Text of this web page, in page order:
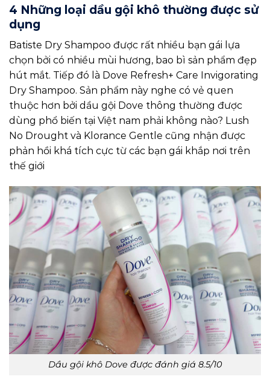
4 Những loại dầu gội khô thường được sử
dụng
Batiste Dry Shampoo được rất nhiều bạn gái lựa
chọn bởi có nhiều mùi hương, bao bì sản phẩm đẹp
hút mắt. Tiếp đó là Dove Refresh+ Care Invigorating
Dry Shampoo. Sản phẩm này nghe có vẻ quen
thuộc hơn bởi dầu gội Dove thông thường được
dùng phổ biến tại Việt nam phải không nào? Lush
No Drought và Klorance Gentle cũng nhận được
phản hồi khá tích cực từ các bạn gái khắp nơi trên
thế giới
Dầu gội khô Dove được đánh giá 8.5/10